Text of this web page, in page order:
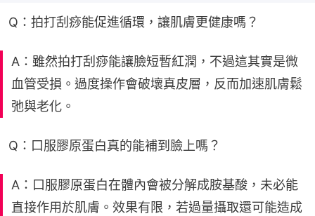
Q：拍打刮痧能促進循環，讓肌膚更健康嗎？
A：雖然拍打刮痧能讓臉短暫紅潤，不過這其實是微
血管受損。過度操作會破壞真皮層，反而加速肌膚鬆
弛與老化。
Q：口服膠原蛋白真的能補到臉上嗎？
A：口服膠原蛋白在體內會被分解成胺基酸，未必能
直接作用於肌膚。效果有限，若過量攝取還可能造成